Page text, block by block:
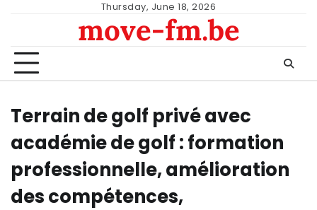
Thursday, June 18, 2026
move-fm.be
Terrain de golf privé avec
académie de golf : formation
professionnelle, amélioration
des compétences,